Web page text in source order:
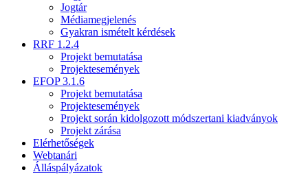
Jogtár
Médiamegjelenés
Gyakran ismételt kérdések
RRF 1.2.4
Projekt bemutatása
Projektesemények
EFOP 3.1.6
Projekt bemutatása
Projektesemények
Projekt során kidolgozott módszertani kiadványok
Projekt zárása
Elérhetőségek
Webtanári
Álláspályázatok